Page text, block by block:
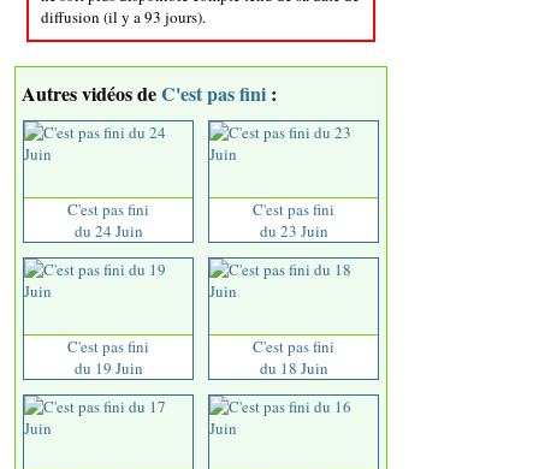
diffusion (il y a 93 jours).
Autres vidéos deC'est pas fini :
C'est pas fini
du 24 Juin
C'est pas fini
du 23 Juin
C'est pas fini
du 19 Juin
C'est pas fini
du 18 Juin